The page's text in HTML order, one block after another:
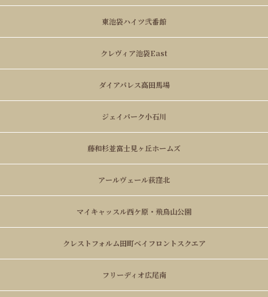
東池袋ハイツ弐番館
クレヴィア池袋East
ダイアパレス高田馬場
ジェイパーク小石川
藤和杉並富士見ヶ丘ホームズ
アールヴェール荻窪北
マイキャッスル西ケ原・飛鳥山公園
クレストフォルム田町ベイフロントスクエア
フリーディオ広尾南